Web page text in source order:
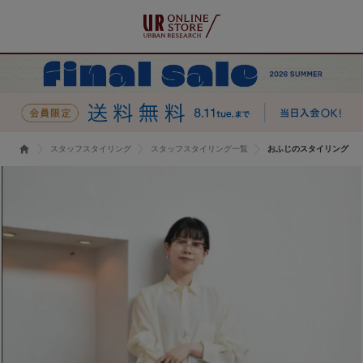
スタッフスタイリング スタッフスタイリング一覧 おふじのスタイリング